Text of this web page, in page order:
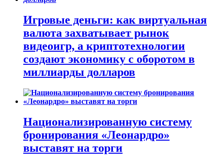
Игровые деньги: как виртуальная
валюта захватывает рынок
видеоигр, а криптотехнологии
создают экономику с оборотом в
миллиарды долларов
Национализированную систему
бронирования «Леонардро»
выставят на торги